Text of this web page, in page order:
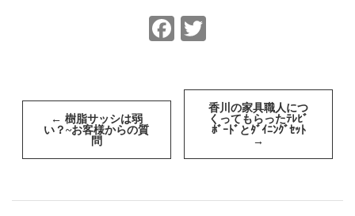
Facebook
ー
← 樹脂サッシは弱
い？~お客様からの質
問
香川の家具職人につ
くってもらったﾃﾚﾋﾞ
ﾎﾞｰﾄﾞとﾀﾞｲﾆﾝｸﾞｾｯﾄ
→